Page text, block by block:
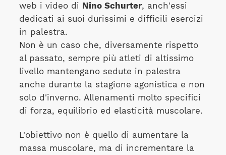
web i video di Nino Schurter, anch'essi
dedicati ai suoi durissimi e difficili esercizi
in palestra.
Non è un caso che, diversamente rispetto
al passato, sempre più atleti di altissimo
livello mantengano sedute in palestra
anche durante la stagione agonistica e non
solo d'inverno. Allenamenti molto specifici
di forza, equilibrio ed elasticità muscolare.
L'obiettivo non è quello di aumentare la
massa muscolare, ma di incrementare la